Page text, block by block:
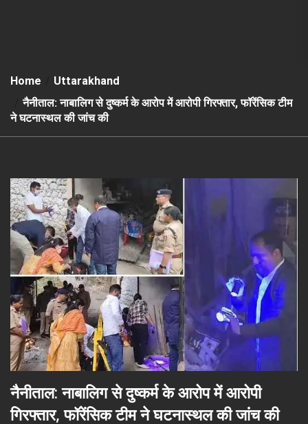
Home
Uttarakhand
नैनीताल: नाबालिग से दुष्कर्म के आरोप में आरोपी गिरफ्तार, फॉरेंसिक टीम
ने घटनास्थल की जांच की
नैनीताल: नाबालिग से दुष्कर्म के आरोप में आरोपी
गिरफ्तार, फॉरेंसिक टीम ने घटनास्थल की जांच की